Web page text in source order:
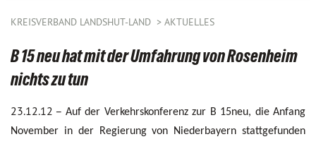
KREISVERBAND LANDSHUT-LAND AKTUELLES
B 15 neu hat mit der Umfahrung von Rosenheim
nichts zu tun
23.12.12 – Auf der Verkehrskonferenz zur B 15neu, die Anfang
November in der Regierung von Niederbayern stattgefunden